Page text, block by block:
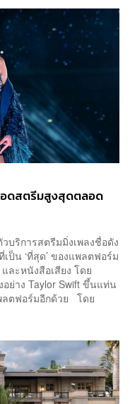
ดสตรีมสูงสุดตลอด
บริการสตรีมมิ่งเพลงชื่อดัง
เป็น ‘ที่สุด’ ของแพลตฟอร์ม
ละหนังสือเสียง โดย
ย่าง Taylor Swift ขึ้นแท่น
ตฟอร์มอีกด้วย โดย